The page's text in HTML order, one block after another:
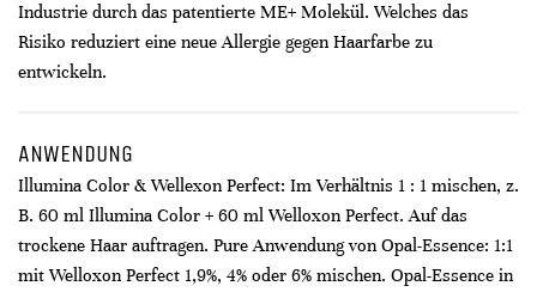
Industrie durch das patentierte ME+ Molekül. Welches das
Risiko reduziert eine neue Allergie gegen Haarfarbe zu
entwickeln.
ANWENDUNG
Illumina Color & Wellexon Perfect: Im Verhältnis 1 : 1 mischen, z.
B. 60 ml Illumina Color + 60 ml Welloxon Perfect. Auf das
trockene Haar auftragen. Pure Anwendung von Opal-Essence: 1:1
mit Welloxon Perfect 1,9%, 4% oder 6% mischen. Opal-Essence in